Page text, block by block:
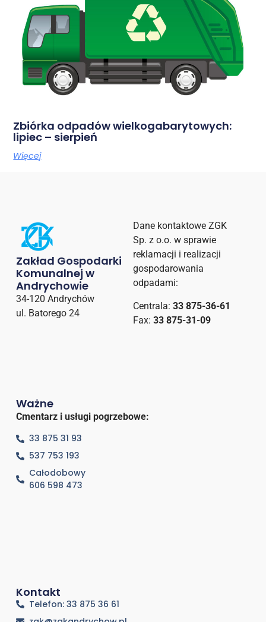
Zbiórka odpadów wielkogabarytowych:
lipiec – sierpień
Więcej
Zakład Gospodarki
Komunalnej w
Andrychowie
34-120 Andrychów
ul. Batorego 24
Dane kontaktowe ZGK
Sp. z o.o. w sprawie
reklamacji i realizacji
gospodarowania
odpadami:
Centrala: 33 875-36-61
Fax: 33 875-31-09
Ważne
Cmentarz i usługi pogrzebowe:
33 875 31 93
537 753 193
Całodobowy
606 598 473
Kontakt
Telefon: 33 875 36 61